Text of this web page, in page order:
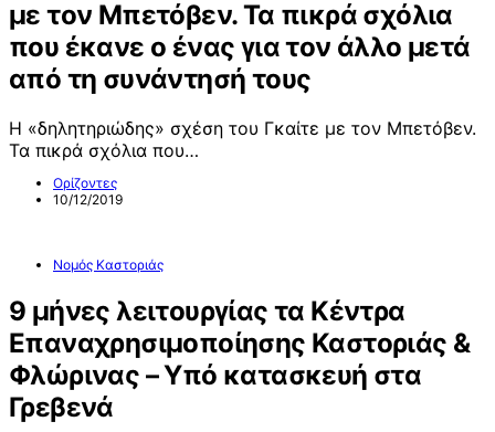
με τον Μπετόβεν. Τα πικρά σχόλια
που έκανε ο ένας για τον άλλο μετά
από τη συνάντησή τους
Η «δηλητηριώδης» σχέση του Γκαίτε με τον Μπετόβεν.
Τα πικρά σχόλια που…
Ορίζοντες
10/12/2019
Νομός Καστοριάς
9 μήνες λειτουργίας τα Κέντρα
Επαναχρησιμοποίησης Καστοριάς &
Φλώρινας – Υπό κατασκευή στα
Γρεβενά